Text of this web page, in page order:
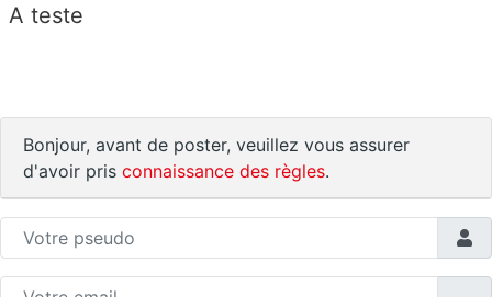
A teste
Bonjour, avant de poster, veuillez vous assurer
d'avoir pris connaissance des règles.